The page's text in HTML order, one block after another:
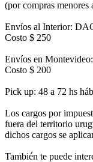
(por compras menores
Envíos al Interior:
Costo $ 250
Envíos en
Costo $ 200
Pick up: 48 a 72 hs
Los cargos por
fuera del territorio
dichos cargos se
También te puede